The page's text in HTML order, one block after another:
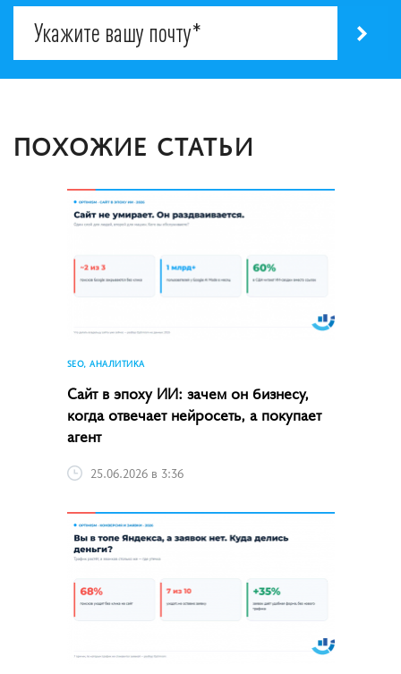
ПОХОЖИЕ СТАТЬИ
SEO, АНАЛИТИКА
Сайт в эпоху ИИ: зачем он бизнесу,
когда отвечает нейросеть, а покупает
агент
25.06.2026 в 3:36